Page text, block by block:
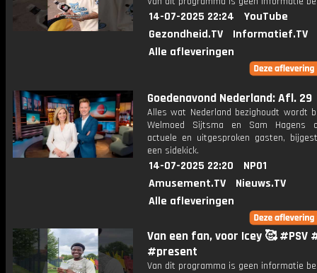
14-07-2025 22:24
YouTube
Gezondheid.TV
Informatief.TV
Alle afleveringen
Goedenavond Nederland: Afl. 29
Alles wat Nederland bezighoudt wordt
Welmoed Sijtsma en Sam Hagens
actuele en uitgesproken gasten,
een sidekick.
14-07-2025 22:20
NPO1
Amusement.TV
Nieuws.TV
Alle afleveringen
Van een fan, voor Icey 🥰 #PSV
#present
Van dit programma is geen informatie